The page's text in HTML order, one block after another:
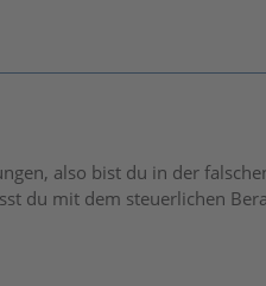
also bist du in der
du mit dem steuerlichen